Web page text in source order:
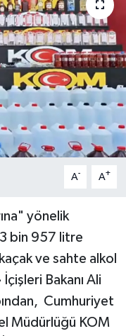
A- A+
yönelik
bin 957 litre
ve sahte alkol
İçişleri Bakanı Ali
Cumhuriyet
Müdürlüğü KOM